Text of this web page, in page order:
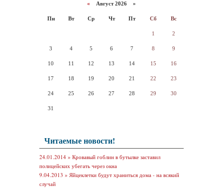
« Август 2026 »
Пн Вт Ср Чт Пт Сб Вс
1 2
3 4 5 6 7 8 9
10 11 12 13 14 15 16
17 18 19 20 21 22 23
24 25 26 27 28 29 30
31
Читаемые новости!
24.01.2014 » Кровавый гоблин в бутылке заставил
полицейских убегать через окна
9.04.2013 » Яйцеклетки будут храниться дома - на всякий
случай